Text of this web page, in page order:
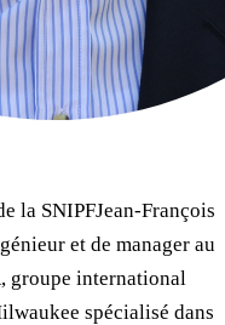
la SNIPFJean-François
et de manager au
groupe international
spécialisé dans